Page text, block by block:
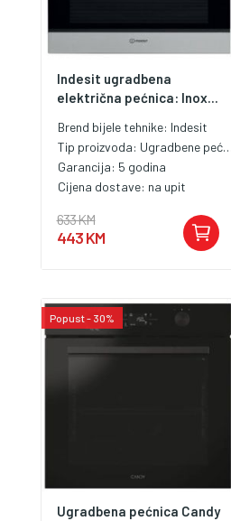
Indesit ugradbena
električna pećnica: Inox...
Brend bijele tehnike: Indesit
Tip proizvoda: Ugradbene pećnice
Garancija: 5 godina
Cijena dostave: na upit
633 KM
443 KM
Popust - 30%
Ugradbena pećnica Candy